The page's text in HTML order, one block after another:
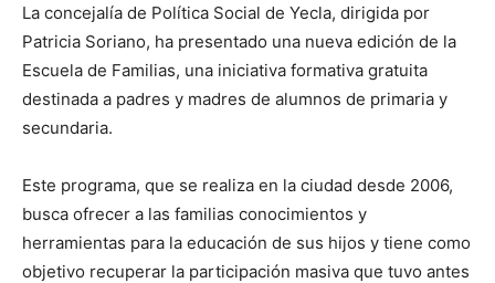
La concejalía de Política Social de Yecla, dirigida por
Patricia Soriano, ha presentado una nueva edición de la
Escuela de Familias, una iniciativa formativa gratuita
destinada a padres y madres de alumnos de primaria y
secundaria.
Este programa, que se realiza en la ciudad desde 2006,
busca ofrecer a las familias conocimientos y
herramientas para la educación de sus hijos y tiene como
objetivo recuperar la participación masiva que tuvo antes